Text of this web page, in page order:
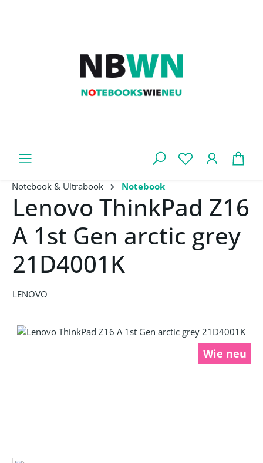
Notebook & Ultrabook Notebook
Lenovo ThinkPad Z16
A 1st Gen arctic grey
21D4001K
LENOVO
Bildergalerie überspringen
Wie neu